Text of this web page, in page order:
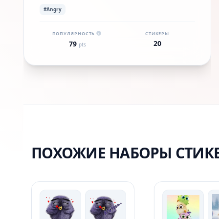
#Angry
ПОПУЛЯРНОСТЬ
79 pts
СТИКЕРЫ
20
ПОХОЖИЕ НАБОРЫ